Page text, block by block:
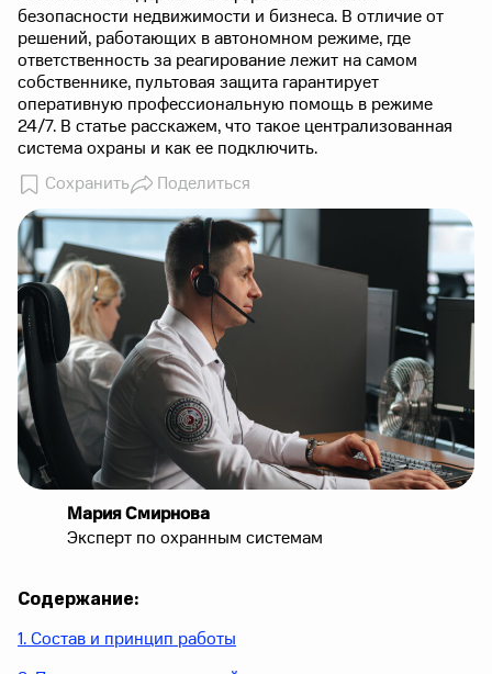
безопасности недвижимости и бизнеса. В отличие от
решений, работающих в автономном режиме, где
ответственность за реагирование лежит на самом
собственнике, пультовая защита гарантирует
оперативную профессиональную помощь в режиме
24/7. В статье расскажем, что такое централизованная
система охраны и как ее подключить.
Сохранить
Поделиться
Мария Смирнова
Эксперт по охранным системам
Содержание:
1. Состав и принцип работы